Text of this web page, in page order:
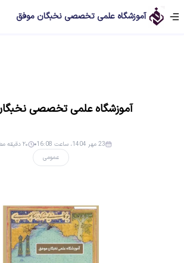
آموزشگاه علمی تخصصی نخبگان موفق
آموزشگاه علمی تخصصی
عمومی
23 مهر 1404، ساعت 16:08 ۲۰ دقیقه مطالعه